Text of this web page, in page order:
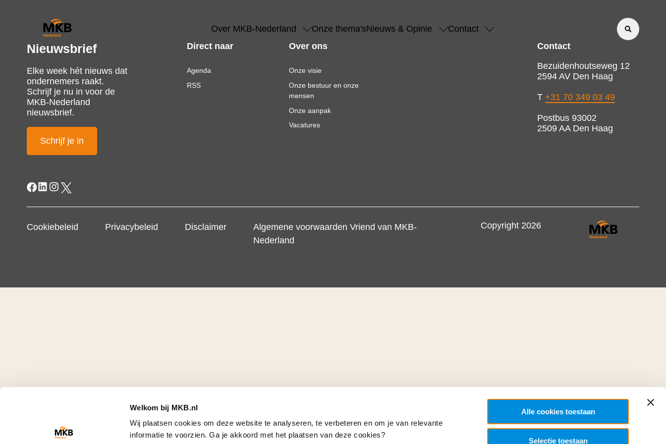
Welkom bij MKB.nl
Wij plaatsen cookies om deze website te analyseren, te verbeteren en om je van relevante
informatie te voorzien. Ga je akkoord met het plaatsen van deze cookies?
Alle cookies toestaan
Selectie toestaan
Over MKB-Nederland Onze thema'sNieuws & Opinie Contact
Nieuwsbrief
Elke week hét nieuws dat
ondernemers raakt.
Schrijf je nu in voor de
MKB-Nederland
nieuwsbrief.
Schrijf je in
Direct naar
Agenda
RSS
Over ons
Onze visie
Onze bestuur en onze
mensen
Onze aanpak
Vacatures
Contact
Bezuidenhoutseweg 12
2594 AV Den Haag
T +31 70 349 03 49
Postbus 93002
2509 AA Den Haag
Cookiebeleid Privacybeleid Disclaimer
Algemene voorwaarden Vriend van MKB-
Nederland
Copyright 2026